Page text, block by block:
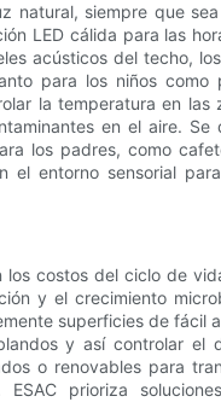
natural, siempre que
LED cálida para las
acústicos del techo,
para los niños como
la temperatura en
en el aire. Se
los padres, como
el entorno sensorial
costos del ciclo de
y el crecimiento
superficies de fácil
y así controlar el
o renovables para
prioriza